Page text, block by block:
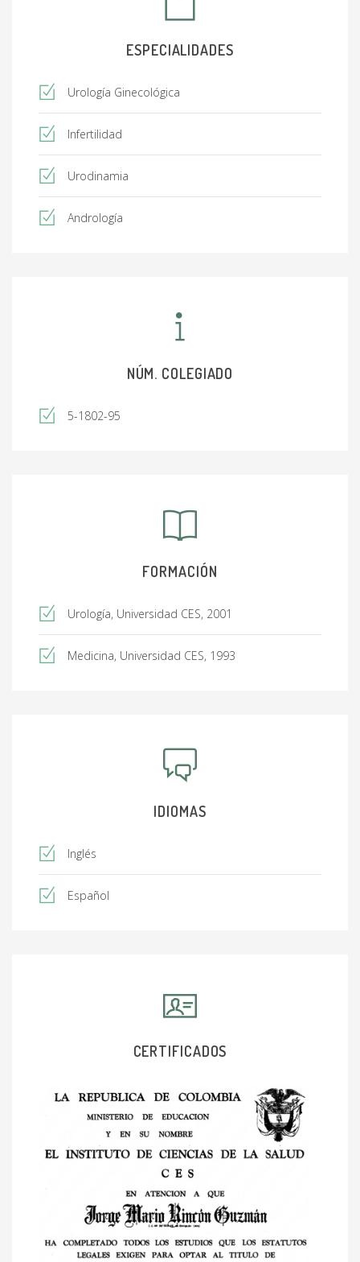
ESPECIALIDADES
Urología Ginecológica
Infertilidad
Urodinamia
Andrología
NÚM. COLEGIADO
5-1802-95
FORMACIÓN
Urología, Universidad CES, 2001
Medicina, Universidad CES, 1993
IDIOMAS
Inglés
Español
CERTIFICADOS